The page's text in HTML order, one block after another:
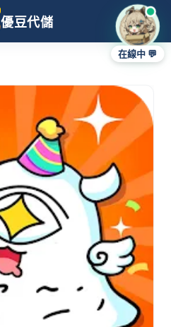
優豆代儲
在線中 💬